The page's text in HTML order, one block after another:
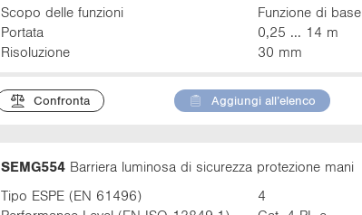
Scopo delle funzioni
Funzione di base
Portata
0,25 ... 14 m
Risoluzione
30 mm
Confronta Aggiungi all’elenco
SEMG554Barriera luminosa di sicurezza protezione mani
Tipo ESPE (EN 61496)
4